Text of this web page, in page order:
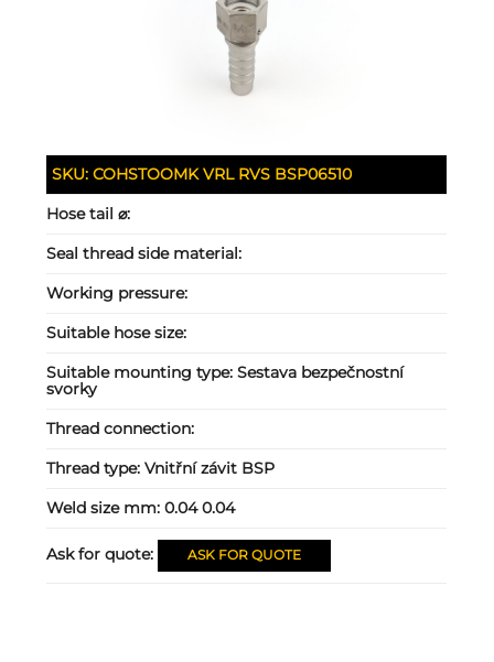
SKU:COHSTOOMK VRL RVS BSP06510
Hose tail ⌀:
Seal thread side material:
Working pressure:
Suitable hose size:
Suitable mounting type:Sestava bezpečnostní
svorky
Thread connection:
Thread type:Vnitřní závit BSP
Weld size mm:0.04 0.04
Ask for quote: ASK FOR QUOTE